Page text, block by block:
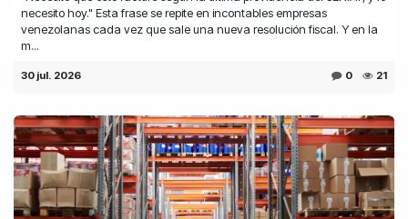
necesito hoy." Esta frase se repite en incontables empresas
venezolanas cada vez que sale una nueva resolución fiscal. Y en la
m...
30 jul. 2026 0 21